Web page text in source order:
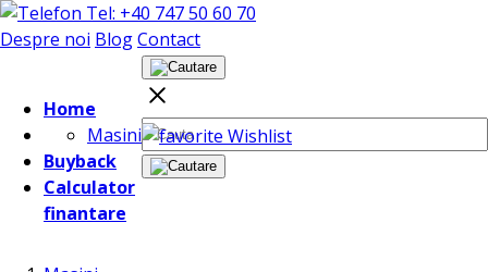
Tel: +40 747 50 60 70
Despre noi BlogContact
Home
Masini
Buyback
Calculator
finantare
Wishlist